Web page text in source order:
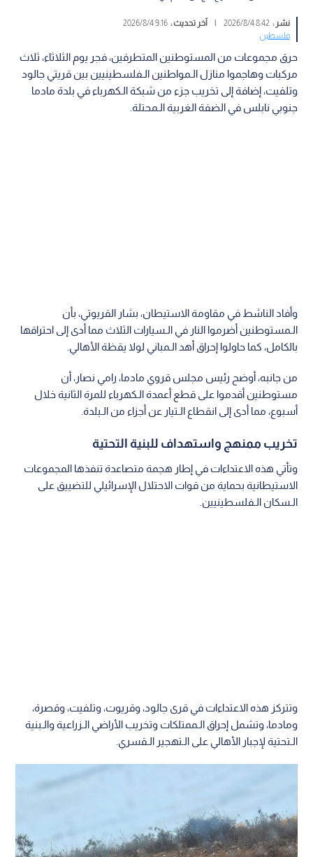
نشر :8:42 2026/8/4
| آخر تحديث :9:16 2026/8/4
فلسطين
حرق مجموعات من المستوطنين المتطرفين، فجر يوم الثلاثاء، ثلاث
مركبات وهاجموا منازل الـمواطنين الـفلسطينيين بين قريتي جالود
وتلفيت، إضافة إلى تخريب جزء من شبكة الـكهرباء في بلدة مادما
جنوبي نابلس في الضفة الغربية الـمحتلة.
وأفاد الناشط في مقاومة الاستيطان، بشار القريوتي، بأن
الـمستوطنين أضرموا النار في الـسيارات الثلاث مما أدى إلى احتراقها
بالكامل، كما حاولوا إحراق أهد الـمباني لولا يقظة الأهالي.
من جانبه، أوضح رئيس مجلس قروي مادما، رامي نصار، أن
مستوطنين أقدموا على قطع أعمدة الـكهرباء للمرة الثانية خلال
أسبوع، مما أدى إلى انقطاع الـتيار عن أجزاء من الـبلدة.
تخريب ممنهج واستهداف للبنية التحتية
وتأتي هذه الاعتداءات في إطار هجمة متصاعدة تنفذها المجموعات
الاستيطانية بحماية من قوات الاحتلال الإسرائيلي للتضييق على
الـسكان الـفلسطينيين.
وتتركز هذه الاعتداءات في قرى جالود، وقريوت، وتلفيت، وقصرة،
ومادما، وتشمل إحراق الـممتلكات وتخريب الأراضي الـزراعية والـبنية
الـتحتية لإجبار الأهالي على الـتهجير الـقسري.